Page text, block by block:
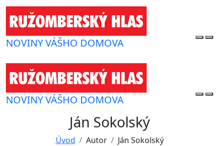
NOVINY VÁŠHO DOMOVA
NOVINY VÁŠHO DOMOVA
Ján Sokolský
Úvod Autor Ján Sokolský